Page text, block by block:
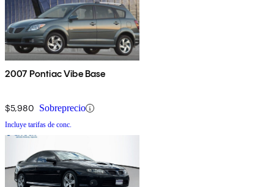
2007 Pontiac Vibe Base
$5,980 Sobreprecio
Incluye tarifas de conc.